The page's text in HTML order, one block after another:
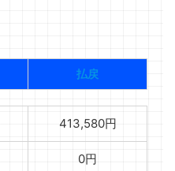
払戻
413,580円
0円